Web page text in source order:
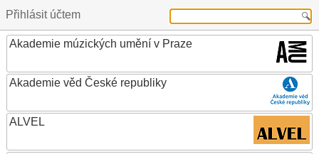
Přihlásit účtem
Akademie múzických umění v Praze
Akademie věd České republiky
ALVEL